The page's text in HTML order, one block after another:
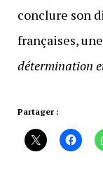
conclure son
françaises,
détermination
Partager :